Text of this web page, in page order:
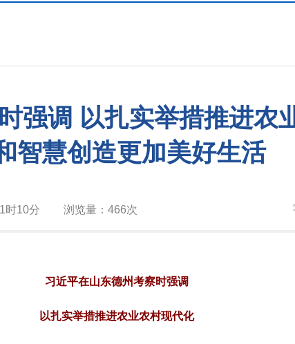
强调 以扎实举措推进农
智慧创造更加美好生活
时10分 浏览量： 466次
习近平在山东德州考察时强调
以扎实举措推进农业农村现代化